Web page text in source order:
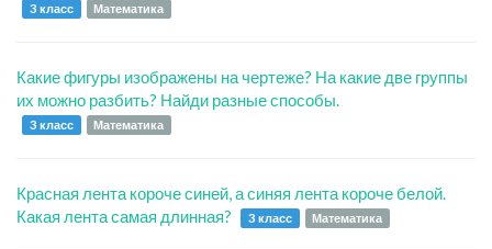
3 класс Математика
Какие фигуры изображены на чертеже? На какие две группы
их можно разбить? Найди разные способы.
3 класс Математика
Красная лента короче синей, а синяя лента короче белой.
Какая лента самая длинная?
3 класс Математика